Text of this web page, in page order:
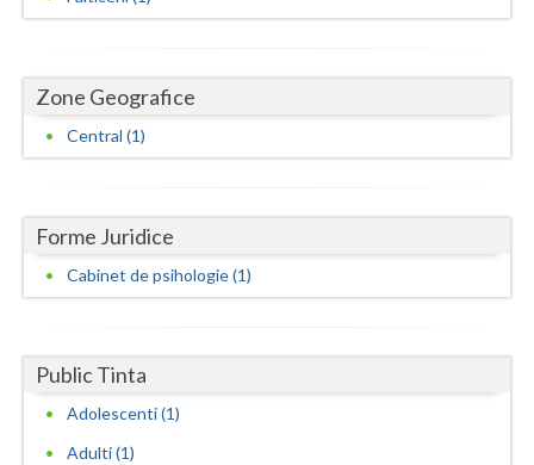
Gorj
Harghita
Ialomita
Iasi
Maramures
Mehedinti
Zone Geografice
Central (1)
Forme Juridice
Cabinet de psihologie (1)
Public Tinta
Adolescenti (1)
Adulti (1)